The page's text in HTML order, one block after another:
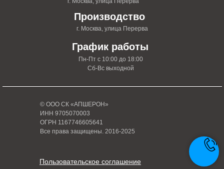
© ООО СК «АПШЕРОН»
ИНН 9705070003
ОГРН 1167746605641
Все права защищены. 2016-2025
Пользовательское соглашение
График работы
Пн-Пт с 10:00 до 18:00
Сб-Вс выходной
Производство
г. Москва, улица Перерва